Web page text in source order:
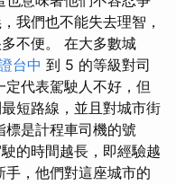
我們也不能失去理智，
不便。 在大多數城
台中 到 5 的等級對司
代表駕駛人不好，但
短路線，並且對城市街
是計程車司機的號
的時間越長，即經驗越
，他們對這座城市的